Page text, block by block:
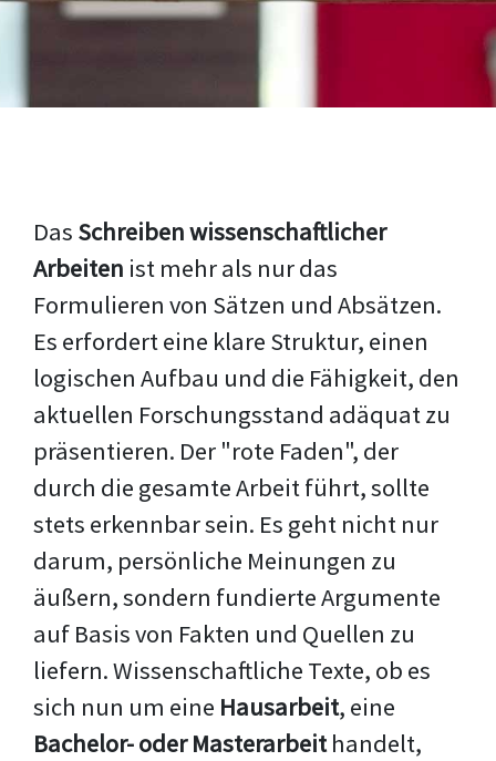
Das Schreiben wissenschaftlicher
Arbeiten ist mehr als nur das
Formulieren von Sätzen und Absätzen.
Es erfordert eine klare Struktur, einen
logischen Aufbau und die Fähigkeit, den
aktuellen Forschungsstand adäquat zu
präsentieren. Der "rote Faden", der
durch die gesamte Arbeit führt, sollte
stets erkennbar sein. Es geht nicht nur
darum, persönliche Meinungen zu
äußern, sondern fundierte Argumente
auf Basis von Fakten und Quellen zu
liefern. Wissenschaftliche Texte, ob es
sich nun um eine Hausarbeit, eine
Bachelor- oder Masterarbeithandelt,